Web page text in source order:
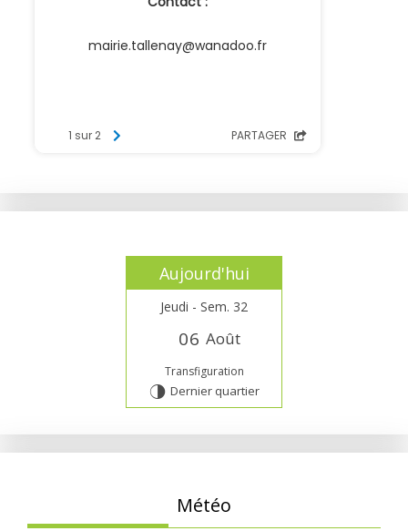
Aujourd'hui
Jeudi - Sem. 32
06 Août
Transfiguration
T Dernier quartier
Météo